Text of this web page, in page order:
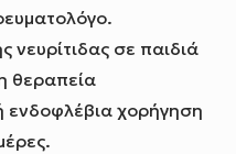
νευρίτιδας σε παιδιά
θεραπεία
ενδοφλέβια χορήγηση